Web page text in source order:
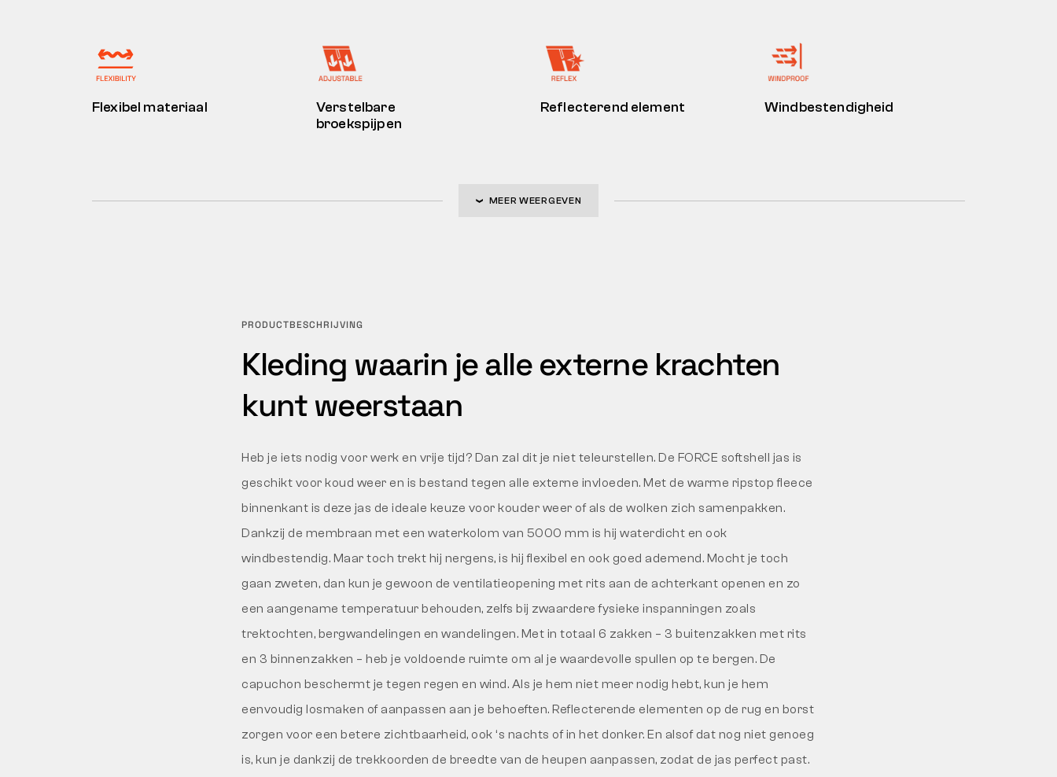
Flexibel materiaal
Verstelbare
broekspijpen
Reflecterend element Windbestendigheid
MEER WEERGEVEN
PRODUCTBESCHRIJVING
Kleding waarin je alle externe krachten
kunt weerstaan
Heb je iets nodig voor werk en vrije tijd? Dan zal dit je niet teleurstellen. De FORCE softshell jas is
geschikt voor koud weer en is bestand tegen alle externe invloeden. Met de warme ripstop fleece
binnenkant is deze jas de ideale keuze voor kouder weer of als de wolken zich samenpakken.
Dankzij de membraan met een waterkolom van 5000 mm is hij waterdicht en ook
windbestendig. Maar toch trekt hij nergens, is hij flexibel en ook goed ademend. Mocht je toch
gaan zweten, dan kun je gewoon de ventilatieopening met rits aan de achterkant openen en zo
een aangename temperatuur behouden, zelfs bij zwaardere fysieke inspanningen zoals
trektochten, bergwandelingen en wandelingen. Met in totaal 6 zakken – 3 buitenzakken met rits
en 3 binnenzakken – heb je voldoende ruimte om al je waardevolle spullen op te bergen. De
capuchon beschermt je tegen regen en wind. Als je hem niet meer nodig hebt, kun je hem
eenvoudig losmaken of aanpassen aan je behoeften. Reflecterende elementen op de rug en borst
zorgen voor een betere zichtbaarheid, ook ‘s nachts of in het donker. En alsof dat nog niet genoeg
is, kun je dankzij de trekkoorden de breedte van de heupen aanpassen, zodat de jas perfect past.